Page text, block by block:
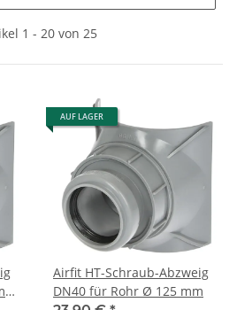
1 - 20 von 25
AUF LAGER
Airfit HT-Schraub-Abzweig
DN40 für Rohr Ø 125 mm